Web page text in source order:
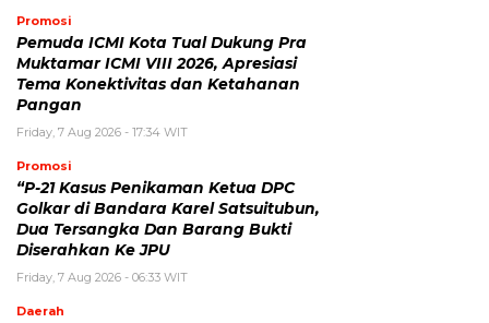
Promosi
Pemuda ICMI Kota Tual Dukung Pra
Muktamar ICMI VIII 2026, Apresiasi
Tema Konektivitas dan Ketahanan
Pangan
Friday, 7 Aug 2026 - 17:34 WIT
Promosi
“P-21 Kasus Penikaman Ketua DPC
Golkar di Bandara Karel Satsuitubun,
Dua Tersangka Dan Barang Bukti
Diserahkan Ke JPU
Friday, 7 Aug 2026 - 06:33 WIT
Daerah